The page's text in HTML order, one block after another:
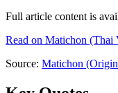
Full article content is
Read on Matichon (Thai
Source: Matichon